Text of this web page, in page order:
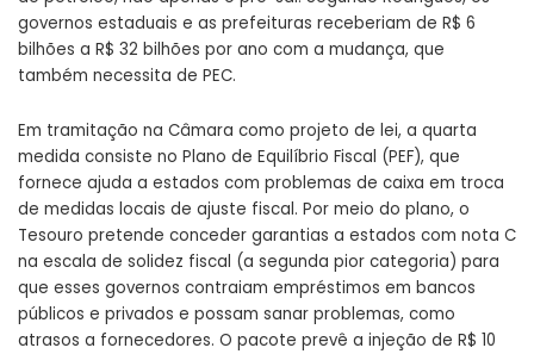
governos estaduais e as prefeituras receberiam de R$ 6
bilhões a R$ 32 bilhões por ano com a mudança, que
também necessita de PEC.
Em tramitação na Câmara como projeto de lei, a quarta
medida consiste no Plano de Equilíbrio Fiscal (PEF), que
fornece ajuda a estados com problemas de caixa em troca
de medidas locais de ajuste fiscal. Por meio do plano, o
Tesouro pretende conceder garantias a estados com nota C
na escala de solidez fiscal (a segunda pior categoria) para
que esses governos contraiam empréstimos em bancos
públicos e privados e possam sanar problemas, como
atrasos a fornecedores. O pacote prevê a injeção de R$ 10